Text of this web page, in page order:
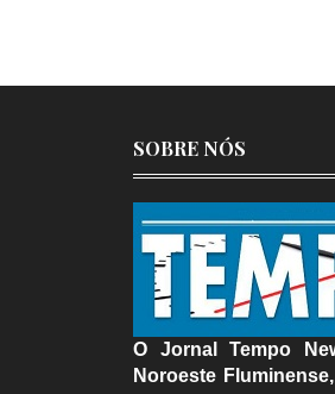
SOBRE NÓS
O Jornal Tempo
Noroeste